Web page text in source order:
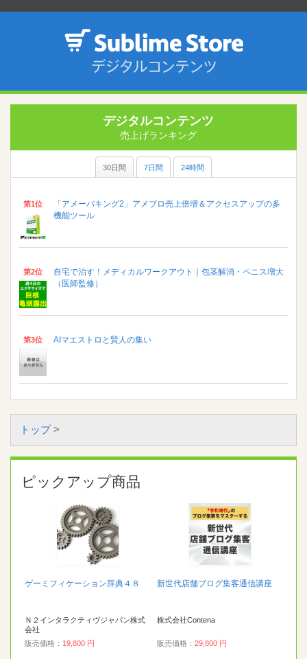
デジタルコンテンツ
売上げランキング
30日間 7日間 24時間
第1位
「アメーバキング2」アメブロ売上倍増＆アクセスアップの多
機能ツール
第2位
自宅で治す！メディカルワークアウト｜包茎解消・ペニス増大
（医師監修）
第3位 AIマエストロと賢人の集い
トップ>
ピックアップ商品
ゲーミフィケーション辞典４８
Ｎ２インタラクティヴジャパン株式
会社
販売価格： 19,800 円
新世代店舗ブログ集客通信講座
株式会社Contena
販売価格： 29,800 円